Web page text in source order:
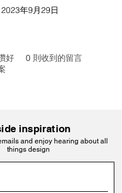
年9月29日
好 0 則收到的留言
inspiration
and enjoy hearing about all
things design